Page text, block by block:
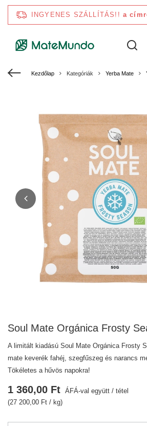
INGYENES SZÁLLÍTÁS!! a
Kezdőlap Kategóriák Yerba Mate
Soul Mate Orgánica Frosty
A limitált kiadású Soul Mate Orgánica Frosty
mate keverék fahéj, szegfűszeg és narancs
Tökéletes a hűvös napokra!
1 360,00 Ft ÁFÁ-val együtt / tétel
(27 200,00 Ft / kg)